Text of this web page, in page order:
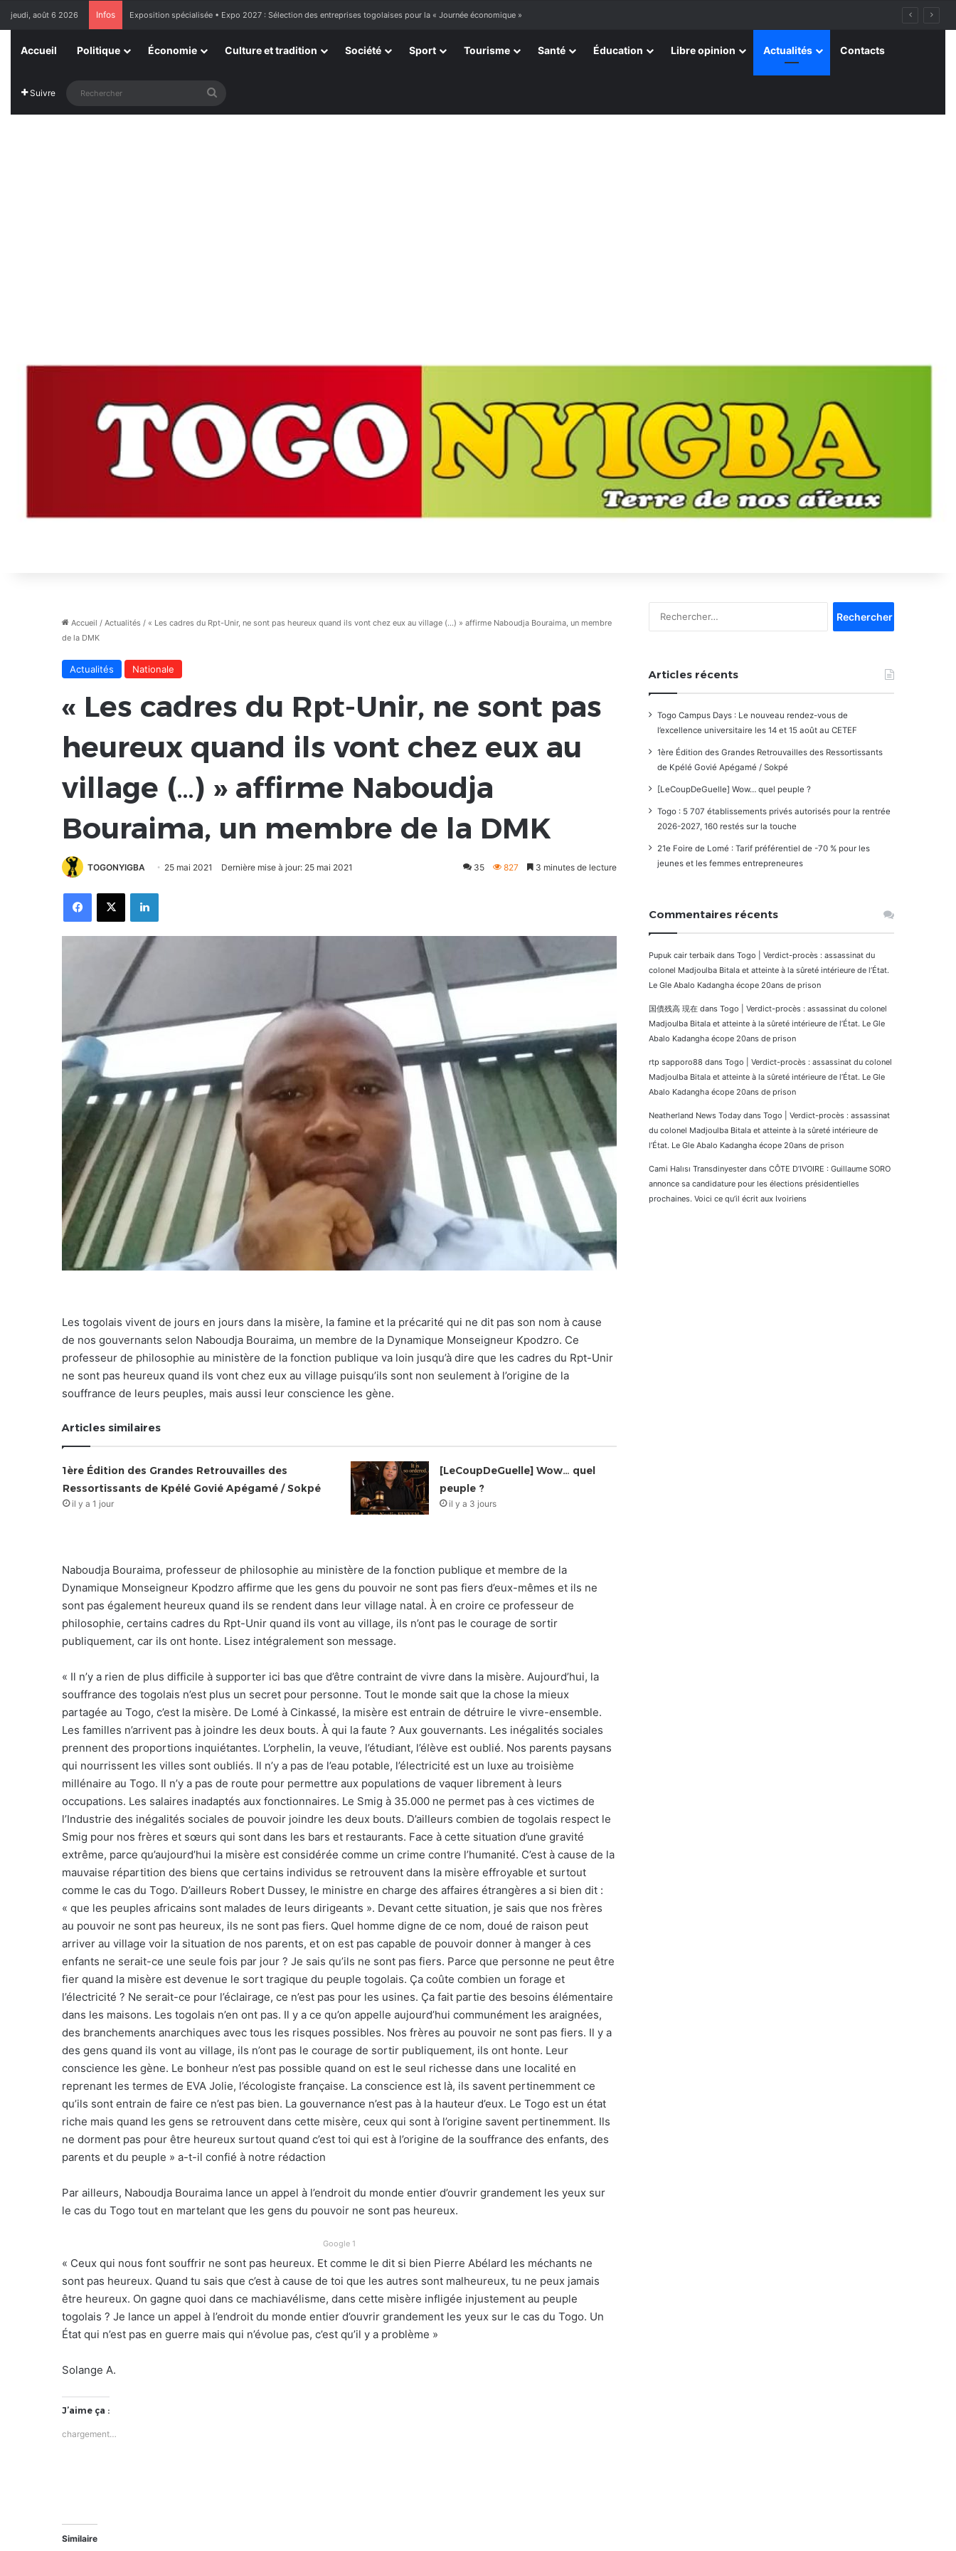
jeudi, août 6 2026 Infos Exposition spécialisée • Expo 2027 : Sélection des entreprises togolaises pour la « Journée économique »
Accueil Politique Économie Culture et tradition Société Sport Tourisme Santé Éducation Libre opinion Actualités Contacts
Suivre
Accueil / Actualités / « Les cadres du Rpt-Unir, ne sont pas heureux quand ils vont chez eux au village (…) » affirme Naboudja Bouraima, un membre
de la DMK
Actualités Nationale
« Les cadres du Rpt-Unir, ne sont pas
heureux quand ils vont chez eux au
village (…) » affirme Naboudja
Bouraima, un membre de la DMK
TOGONYIGBA 25 mai 2021 Dernière mise à jour: 25 mai 2021 35 827 3 minutes de lecture
FacebookX Linkedin
Les togolais vivent de jours en jours dans la misère, la famine et la précarité qui ne dit pas son nom à cause
de nos gouvernants selon Naboudja Bouraima, un membre de la Dynamique Monseigneur Kpodzro. Ce
professeur de philosophie au ministère de la fonction publique va loin jusqu’à dire que les cadres du Rpt-Unir
ne sont pas heureux quand ils vont chez eux au village puisqu’ils sont non seulement à l’origine de la
souffrance de leurs peuples, mais aussi leur conscience les gène.
Articles similaires
1ère Édition des Grandes Retrouvailles des
Ressortissants de Kpélé Govié Apégamé / Sokpé
il y a 1 jour
[LeCoupDeGuelle] Wow… quel
peuple ?
il y a 3 jours
Naboudja Bouraima, professeur de philosophie au ministère de la fonction publique et membre de la
Dynamique Monseigneur Kpodzro affirme que les gens du pouvoir ne sont pas fiers d’eux-mêmes et ils ne
sont pas également heureux quand ils se rendent dans leur village natal. À en croire ce professeur de
philosophie, certains cadres du Rpt-Unir quand ils vont au village, ils n’ont pas le courage de sortir
publiquement, car ils ont honte. Lisez intégralement son message.
« Il n’y a rien de plus difficile à supporter ici bas que d’être contraint de vivre dans la misère. Aujourd’hui, la
souffrance des togolais n’est plus un secret pour personne. Tout le monde sait que la chose la mieux
partagée au Togo, c’est la misère. De Lomé à Cinkassé, la misère est entrain de détruire le vivre-ensemble.
Les familles n’arrivent pas à joindre les deux bouts. À qui la faute ? Aux gouvernants. Les inégalités sociales
prennent des proportions inquiétantes. L’orphelin, la veuve, l’étudiant, l’élève est oublié. Nos parents paysans
qui nourrissent les villes sont oubliés. Il n’y a pas de l’eau potable, l’électricité est un luxe au troisième
millénaire au Togo. Il n’y a pas de route pour permettre aux populations de vaquer librement à leurs
occupations. Les salaires inadaptés aux fonctionnaires. Le Smig à 35.000 ne permet pas à ces victimes de
l’Industrie des inégalités sociales de pouvoir joindre les deux bouts. D’ailleurs combien de togolais respect le
Smig pour nos frères et sœurs qui sont dans les bars et restaurants. Face à cette situation d’une gravité
extrême, parce qu’aujourd’hui la misère est considérée comme un crime contre l’humanité. C’est à cause de la
mauvaise répartition des biens que certains individus se retrouvent dans la misère effroyable et surtout
comme le cas du Togo. D’ailleurs Robert Dussey, le ministre en charge des affaires étrangères a si bien dit :
« que les peuples africains sont malades de leurs dirigeants ». Devant cette situation, je sais que nos frères
au pouvoir ne sont pas heureux, ils ne sont pas fiers. Quel homme digne de ce nom, doué de raison peut
arriver au village voir la situation de nos parents, et on est pas capable de pouvoir donner à manger à ces
enfants ne serait-ce une seule fois par jour ? Je sais qu’ils ne sont pas fiers. Parce que personne ne peut être
fier quand la misère est devenue le sort tragique du peuple togolais. Ça coûte combien un forage et
l’électricité ? Ne serait-ce pour l’éclairage, ce n’est pas pour les usines. Ça fait partie des besoins élémentaire
dans les maisons. Les togolais n’en ont pas. Il y a ce qu’on appelle aujourd’hui communément les araignées,
des branchements anarchiques avec tous les risques possibles. Nos frères au pouvoir ne sont pas fiers. Il y a
des gens quand ils vont au village, ils n’ont pas le courage de sortir publiquement, ils ont honte. Leur
conscience les gène. Le bonheur n’est pas possible quand on est le seul richesse dans une localité en
reprenant les termes de EVA Jolie, l’écologiste française. La conscience est là, ils savent pertinemment ce
qu’ils sont entrain de faire ce n’est pas bien. La gouvernance n’est pas à la hauteur d’eux. Le Togo est un état
riche mais quand les gens se retrouvent dans cette misère, ceux qui sont à l’origine savent pertinemment. Ils
ne dorment pas pour être heureux surtout quand c’est toi qui est à l’origine de la souffrance des enfants, des
parents et du peuple » a-t-il confié à notre rédaction
Par ailleurs, Naboudja Bouraima lance un appel à l’endroit du monde entier d’ouvrir grandement les yeux sur
le cas du Togo tout en martelant que les gens du pouvoir ne sont pas heureux.
Google 1
« Ceux qui nous font souffrir ne sont pas heureux. Et comme le dit si bien Pierre Abélard les méchants ne
sont pas heureux. Quand tu sais que c’est à cause de toi que les autres sont malheureux, tu ne peux jamais
être heureux. On gagne quoi dans ce machiavélisme, dans cette misère infligée injustement au peuple
togolais ? Je lance un appel à l’endroit du monde entier d’ouvrir grandement les yeux sur le cas du Togo. Un
État qui n’est pas en guerre mais qui n’évolue pas, c’est qu’il y a problème »
Solange A.
J’aime ça :
chargement…
Similaire
Articles récents
Togo Campus Days : Le nouveau rendez-vous de
l’excellence universitaire les 14 et 15 août au CETEF
1ère Édition des Grandes Retrouvailles des Ressortissants
de Kpélé Govié Apégamé / Sokpé
[LeCoupDeGuelle] Wow… quel peuple ?
Togo : 5 707 établissements privés autorisés pour la rentrée
2026-2027, 160 restés sur la touche
21e Foire de Lomé : Tarif préférentiel de -70 % pour les
jeunes et les femmes entrepreneures
Commentaires récents
Pupuk cair terbaik dans Togo | Verdict-procès : assassinat du
colonel Madjoulba Bitala et atteinte à la sûreté intérieure de l’État.
Le Gle Abalo Kadangha écope 20ans de prison
国債残高 現在 dans Togo | Verdict-procès : assassinat du colonel
Madjoulba Bitala et atteinte à la sûreté intérieure de l’État. Le Gle
Abalo Kadangha écope 20ans de prison
rtp sapporo88 dans Togo | Verdict-procès : assassinat du colonel
Madjoulba Bitala et atteinte à la sûreté intérieure de l’État. Le Gle
Abalo Kadangha écope 20ans de prison
Neatherland News Today dans Togo | Verdict-procès : assassinat
du colonel Madjoulba Bitala et atteinte à la sûreté intérieure de
l’État. Le Gle Abalo Kadangha écope 20ans de prison
Cami Halısı Transdinyester dans CÔTE D’IVOIRE : Guillaume SORO
annonce sa candidature pour les élections présidentielles
prochaines. Voici ce qu’il écrit aux Ivoiriens